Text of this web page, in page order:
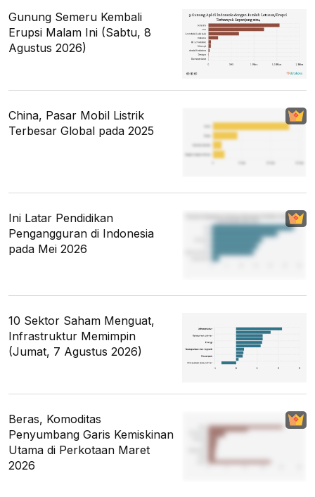
Gunung Semeru Kembali
Erupsi Malam Ini (Sabtu, 8
Agustus 2026)
China, Pasar Mobil Listrik
Terbesar Global pada 2025
Ini Latar Pendidikan
Pengangguran di Indonesia
pada Mei 2026
10 Sektor Saham Menguat,
Infrastruktur Memimpin
(Jumat, 7 Agustus 2026)
Beras, Komoditas
Penyumbang Garis Kemiskinan
Utama di Perkotaan Maret
2026